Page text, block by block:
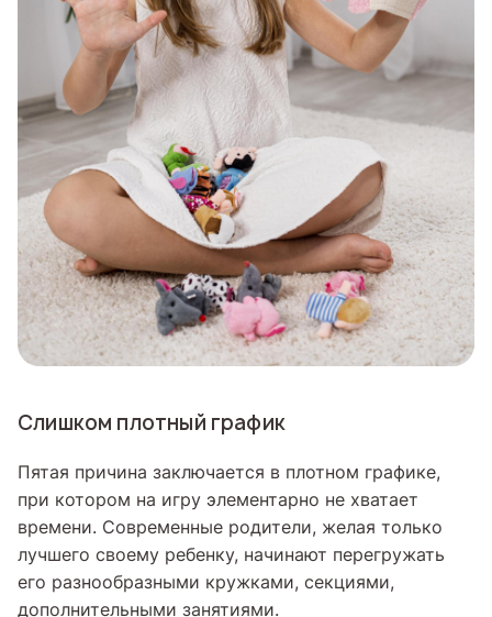
Слишком плотный график
Пятая причина заключается в плотном графике,
при котором на игру элементарно не хватает
времени. Современные родители, желая только
лучшего своему ребенку, начинают перегружать
его разнообразными кружками, секциями,
дополнительными занятиями.